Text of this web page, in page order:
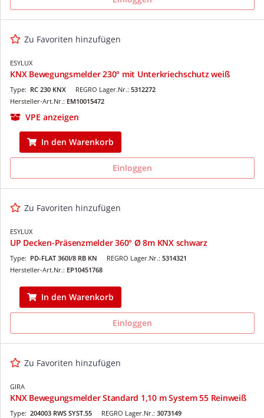
Zu Favoriten hinzufügen
ESYLUX
KNX Bewegungsmelder 230° mit Unterkriechschutz weiß
REGRO Lager.Nr.: 5312272
Type: RC 230 KNX
Hersteller-Art.Nr.: EM10015472
VPE anzeigen
In den Warenkorb
Einloggen
Zu Favoriten hinzufügen
ESYLUX
UP Decken-Präsenzmelder 360° Ø 8m KNX schwarz
REGRO Lager.Nr.: 5314321
Type: PD-FLAT 360I/8 RB KN
Hersteller-Art.Nr.: EP10451768
In den Warenkorb
Einloggen
Zu Favoriten hinzufügen
GIRA
KNX Bewegungsmelder Standard 1,10 m System 55 Reinweiß
REGRO Lager.Nr.: 3073149
Type: 204003 RWS SYST.55